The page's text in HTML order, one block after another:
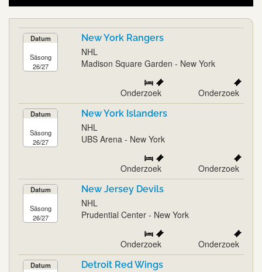
Datum
Säsong
26/27
New York Rangers
NHL
Madison Square Garden - New York
Onderzoek Onderzoek
Datum
Säsong
26/27
New York Islanders
NHL
UBS Arena - New York
Onderzoek Onderzoek
Datum
Säsong
26/27
New Jersey Devils
NHL
Prudential Center - New York
Onderzoek Onderzoek
Datum
Detroit Red Wings